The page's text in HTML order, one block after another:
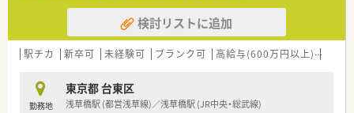
検討リストに追加
駅チカ 新卒可 未経験可 ブランク可 高給与(600万円以上)
勤務地
東京都 台東区
浅草橋駅 (都営浅草線)／浅草橋駅 (JR中央・総武線)